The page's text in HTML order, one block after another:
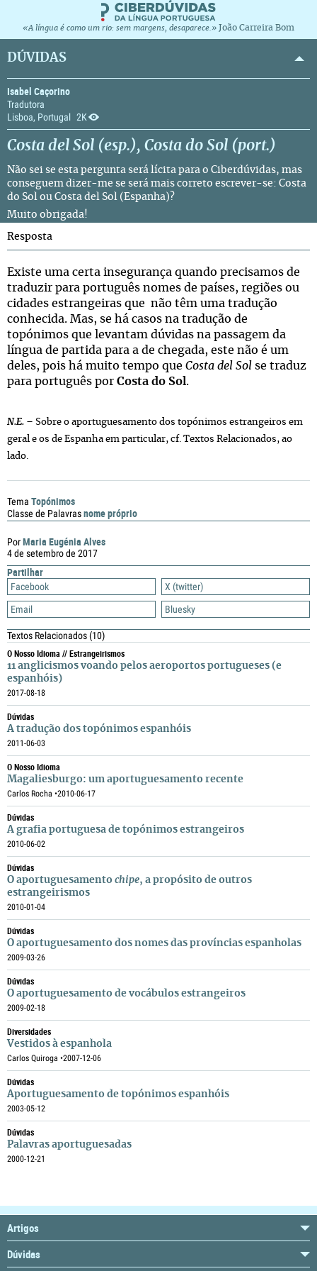
«A língua é como um rio: sem margens, desaparece.» João Carreira Bom
DÚVIDAS
Isabel Caçorino
Tradutora
Lisboa, Portugal 2K
Costa del Sol (esp.), Costa do Sol (port.)
Não sei se esta pergunta será lícita para o Ciberdúvidas, mas
conseguem dizer-me se será mais correto escrever-se: Costa
do Sol ou Costa del Sol (Espanha)?
Muito obrigada!
PorMaria Eugénia Alves
4 de setembro de 2017
Partilhar
Facebook
X (twitter)
Email
Bluesky
Textos Relacionados(10)
O Nosso Idioma // Estrangeirismos
11 anglicismos voando pelos aeroportos portugueses (e
espanhóis)
2017-08-18
Dúvidas
A tradução dos topónimos espanhóis
2011-06-03
O Nosso Idioma
Magaliesburgo: um aportuguesamento recente
Carlos Rocha •2010-06-17
Dúvidas
A grafia portuguesa de topónimos estrangeiros
2010-06-02
Dúvidas
O aportuguesamento chipe, a propósito de outros
estrangeirismos
2010-01-04
Dúvidas
O aportuguesamento dos nomes das províncias espanholas
2009-03-26
Dúvidas
O aportuguesamento de vocábulos estrangeiros
2009-02-18
Diversidades
Vestidos à espanhola
Carlos Quiroga •2007-12-06
Dúvidas
Aportuguesamento de topónimos espanhóis
2003-05-12
Dúvidas
Palavras aportuguesadas
2000-12-21
Resposta
Existe uma certa insegurança quando precisamos de
traduzir para português nomes de países, regiões ou
cidades estrangeiras que não têm uma tradução
conhecida. Mas, se há casos na tradução de
topónimos que levantam dúvidas na passagem da
língua de partida para a de chegada, este não é um
deles, pois há muito tempo que Costa del Sol se traduz
para português por Costa do Sol .
N.E. – Sobre o aportuguesamento dos topónimos estrangeiros em
geral e os de Espanha em particular, cf. Textos Relacionados, ao
lado.
Tema Topónimos
Classe de Palavrasnome próprio
Artigos
Dúvidas